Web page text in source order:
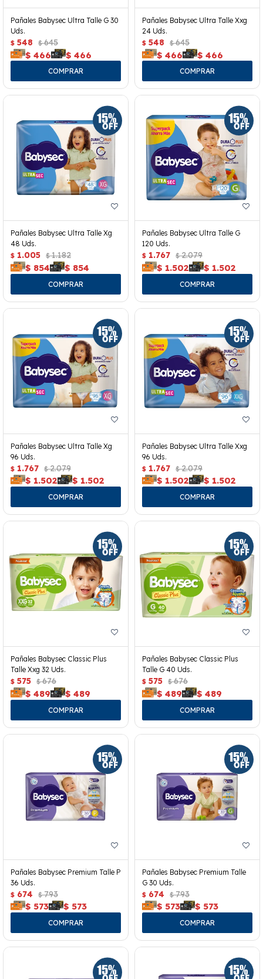
Pañales Babysec Ultra Talle G 30
Uds.
$ 548 $ 645
$ 466 $ 466
Pañales Babysec Ultra Talle Xxg
24 Uds.
$ 548 $ 645
$ 466 $ 466
Pañales Babysec Ultra Talle Xg
48 Uds.
$ 1.005 $ 1.182
$ 854 $ 854
Pañales Babysec Ultra Talle G
120 Uds.
$ 1.767 $ 2.079
$ 1.502 $ 1.502
Pañales Babysec Ultra Talle Xg
96 Uds.
$ 1.767 $ 2.079
$ 1.502 $ 1.502
Pañales Babysec Ultra Talle Xxg
96 Uds.
$ 1.767 $ 2.079
$ 1.502 $ 1.502
Pañales Babysec Classic Plus
Talle Xxg 32 Uds.
$ 575 $ 676
$ 489 $ 489
Pañales Babysec Classic Plus
Talle G 40 Uds.
$ 575 $ 676
$ 489 $ 489
Pañales Babysec Premium Talle P
36 Uds.
$ 674 $ 793
$ 573 $ 573
Pañales Babysec Premium Talle
G 30 Uds.
$ 674 $ 793
$ 573 $ 573